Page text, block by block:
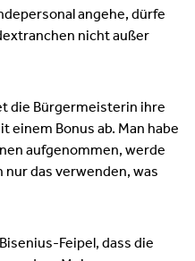
angehe, dürfe
nicht außer
die Bürgermeisterin ihre
Bonus ab. Man habe
aufgenommen, werde
das verwenden, was
Feipel, dass die